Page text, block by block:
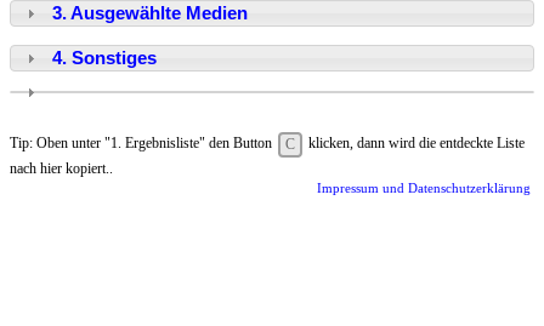
3. Ausgewählte Medien
4. Sonstiges
Tip: Oben unter "1. Ergebnisliste" den Button C
klicken, dann wird die entdeckte Liste
nach hier kopiert..
Impressum und Datenschutzerklärung